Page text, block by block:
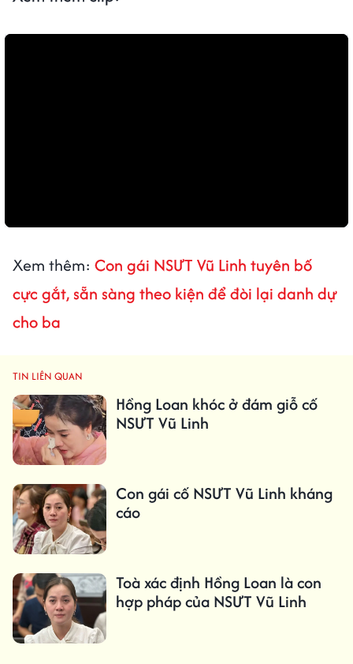
Xem thêm: Con gái NSƯT Vũ Linh tuyên bố
cực gắt, sẵn sàng theo kiện để đòi lại danh dự
cho ba
TIN LIÊN QUAN
Hồng Loan khóc ở đám giỗ cố
NSƯT Vũ Linh
Con gái cố NSƯT Vũ Linh kháng
cáo
Toà xác định Hồng Loan là con
hợp pháp của NSƯT Vũ Linh